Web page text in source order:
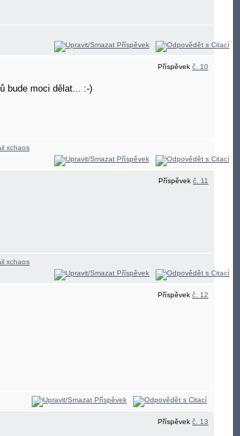
Příspěvek č. 10
bude moci dělat... :-)
Příspěvek č. 11
Příspěvek č. 12
Příspěvek č. 13